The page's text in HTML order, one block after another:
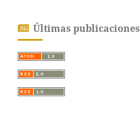
Últimas publicaciones